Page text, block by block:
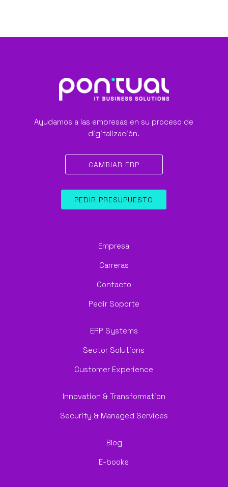
Ayudamos a las empresas en su proceso de
digitalización.
CAMBIAR ERP
PEDIR PRESUPUESTO
Empresa
Carreras
Contacto
Pedir Soporte
ERP Systems
Sector Solutions
Customer Experience
Innovation & Transformation
Security & Managed Services
Blog
E-books